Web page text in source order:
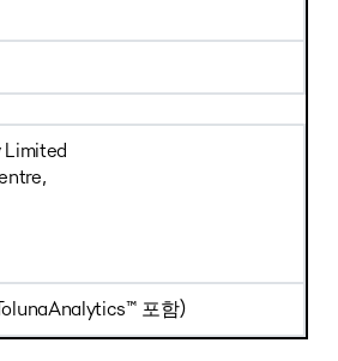
Limited
포함)